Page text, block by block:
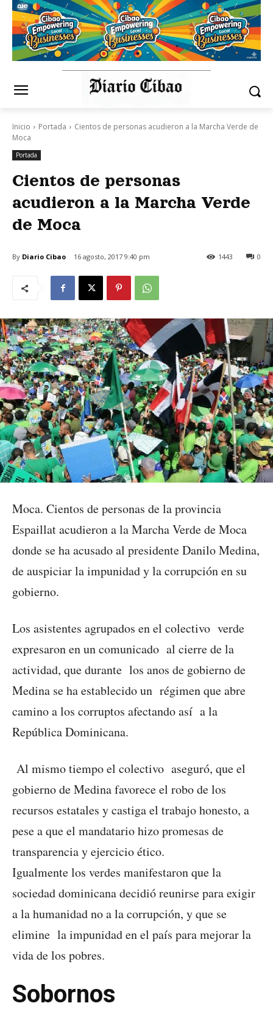
Inicio Portada
Cientos de personas acudieron a la Marcha Verde de
Moca
Portada
Cientos de personas
acudieron a la Marcha Verde
de Moca
By Diario Cibao 16 agosto, 2017 9:40 pm 0
1443
Moca. Cientos de personas de la provincia
Espaillat acudieron a la Marcha Verde de Moca
donde se ha acusado al presidente Danilo Medina,
de auspiciar la impunidad y la corrupción en su
gobierno.
Los asistentes agrupados en el colectivo verde
expresaron en un comunicado al cierre de la
actividad, que durante los anos de gobierno de
Medina se ha establecido un régimen que abre
camino a los corruptos afectando así a la
República Dominicana.
Al mismo tiempo el colectivo aseguró, que el
gobierno de Medina favorece el robo de los
recursos estatales y castiga el trabajo honesto, a
pese a que el mandatario hizo promesas de
transparencia y ejercicio ético.
Igualmente los verdes manifestaron que la
sociedad dominicana decidió reunirse para exigir
a la humanidad no a la corrupción, y que se
elimine la impunidad en el país para mejorar la
vida de los pobres.
Sobornos